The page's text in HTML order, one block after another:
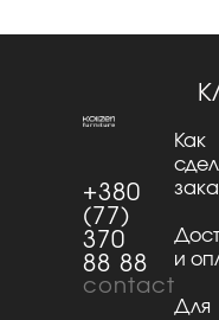
+380
(77)
370
88 88
Как
и
Для